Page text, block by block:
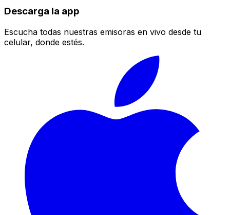
Descarga la app
Escucha todas nuestras emisoras en vivo desde tu
celular, donde estés.